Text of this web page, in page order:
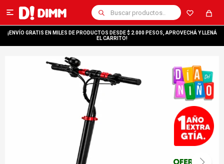

¡ENVÍO GRATIS EN MILES DE PRODUCTOS DESDE $ 2.000 PESOS, APROVECHÁ Y LLENÁ
EL CARRITO!